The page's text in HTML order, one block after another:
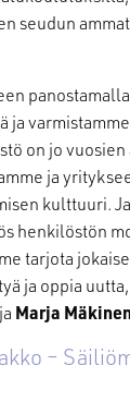
seudun
on jo
ja
kulttuuri.
henkilöstön
tarjota
ja oppia
Marja
–